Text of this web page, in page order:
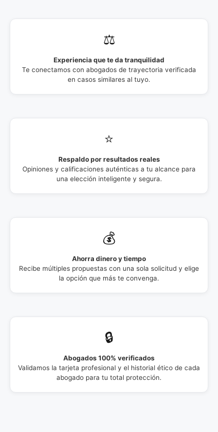
⚖️
Experiencia que te da tranquilidad
Te conectamos con abogados de trayectoria verificada
en casos similares al tuyo.
⭐
Respaldo por resultados reales
Opiniones y calificaciones auténticas a tu alcance para
una elección inteligente y segura.
💰
Ahorra dinero y tiempo
Recibe múltiples propuestas con una sola solicitud y elige
la opción que más te convenga.
🔒
Abogados 100% verificados
Validamos la tarjeta profesional y el historial ético de cada
abogado para tu total protección.